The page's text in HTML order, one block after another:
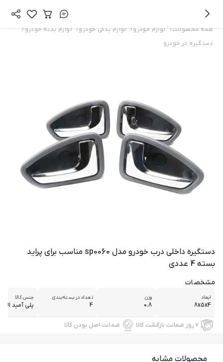
همه محصولات/ لوازم خودرو/ لوازم یدکی خودرو/ لوازم بدنه خودرو /
دستگیره در خودرو
دستگیره داخلی درب خودرو مدل sp0060 مناسب برای پراید
بسته 4 عددی
مشخصات
ابعاد
8x5x4
وزن
0.8
تعداد در بسته‌بندی
4
جنس کالا
پلی آمید
۷ روز ضمانت بازگشت کالا ضمانت اصل بودن کالا
محصولات مشابه